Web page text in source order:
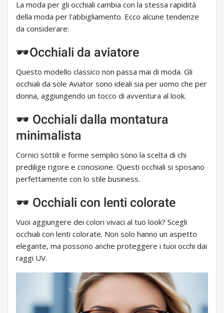
La moda per gli occhiali cambia con la stessa rapidità
della moda per l'abbigliamento. Ecco alcune tendenze
da considerare:
🕶Occhiali da aviatore
Questo modello classico non passa mai di moda. Gli
occhiali da sole Aviator sono ideali sia per uomo che per
donna, aggiungendo un tocco di avventura al look.
🕶 Occhiali dalla montatura
minimalista
Cornici sottili e forme semplici sono la scelta di chi
predilige rigore e concisione. Questi occhiali si sposano
perfettamente con lo stile business.
🕶 Occhiali con lenti colorate
Vuoi aggiungere dei colori vivaci al tuo look? Scegli
occhiali con lenti colorate. Non solo hanno un aspetto
elegante, ma possono anche proteggere i tuoi occhi dai
raggi UV.